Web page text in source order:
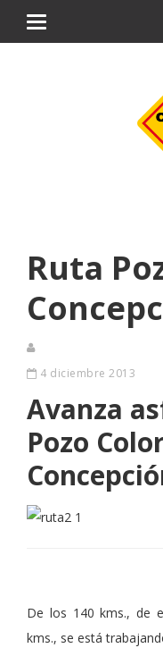
Ruta
4 diciembre 2013
Avanza
Pozo
De los 140 kms., de
kms., se está